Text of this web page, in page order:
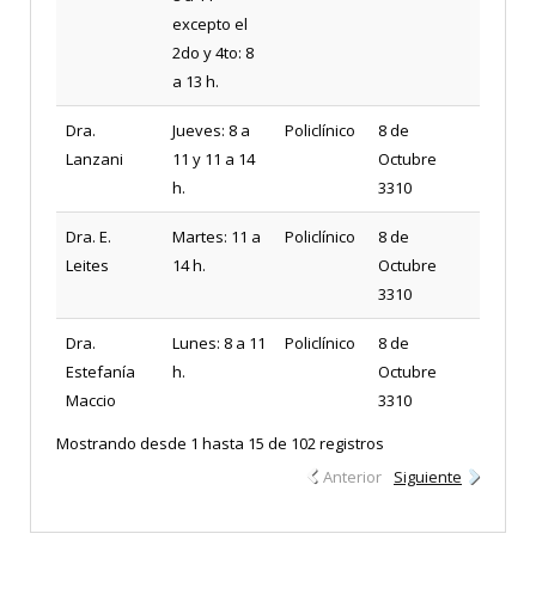
excepto el
2do y 4to: 8
a 13 h.
Dra.
Lanzani
Jueves: 8 a
11 y 11 a 14
h.
Policlínico
8 de
Octubre
3310
Dra. E.
Leites
Martes: 11 a
14 h.
Policlínico
8 de
Octubre
3310
Dra.
Estefanía
Maccio
Lunes: 8 a 11
h.
Policlínico
8 de
Octubre
3310
Mostrando desde 1 hasta 15 de 102 registros
Anterior
Siguiente